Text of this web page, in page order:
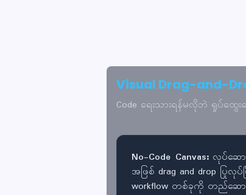
Visual Drag-and-
Code ရေးသားရန်မလိုဘဲ ရှုပ်ထွေ
No-Code Canvas:လုပ်ဆောင်
အဖြစ် drag and drop ပြုလုပ်
workflow တစ်ခုကို တည်ဆေ